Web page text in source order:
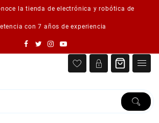
la tienda de electrónica y robótica de
con 7 años de experiencia